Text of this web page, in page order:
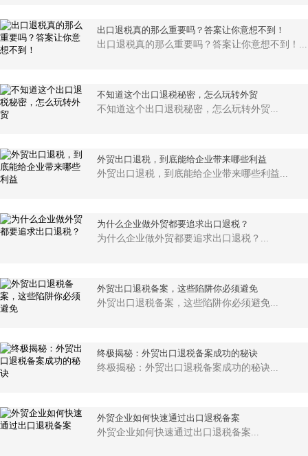
出口退税真的那么重要吗？答案让你意想不到！
出口退税真的那么重要吗？答案让你意想不到！...
不知道这个出口退税秘密，怎么玩转外贸
不知道这个出口退税秘密，怎么玩转外贸...
外贸出口退税，到底能给企业带来哪些利益
外贸出口退税，到底能给企业带来哪些利益...
为什么企业做外贸都要追求出口退税？
为什么企业做外贸都要追求出口退税？...
外贸出口退税备案，这些陷阱你必须避免
外贸出口退税备案，这些陷阱你必须避免...
终极揭秘：外贸出口退税备案成功的秘诀
终极揭秘：外贸出口退税备案成功的秘诀...
外贸企业如何快速通过出口退税备案
外贸企业如何快速通过出口退税备案...